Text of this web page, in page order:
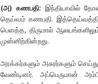
(அ) கணபதி: இந்தியாவில்
தெய்வம் கணபதி.
பெளத்த, திருமால்
முன்னிற்கின்றது.
அரக்கர்களும் அசுரர்களும்
வேண்டினர். அப்பெருமான்